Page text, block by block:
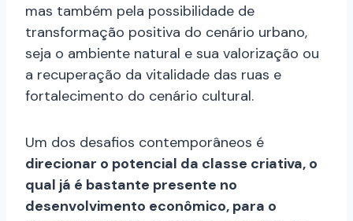
mas também pela possibilidade de
transformação positiva do cenário urbano,
seja o ambiente natural e sua valorização ou
a recuperação da vitalidade das ruas e
fortalecimento do cenário cultural.
Um dos desafios contemporâneos é
direcionar o potencial da classe criativa, o
qual já é bastante presente no
desenvolvimento econômico, para o